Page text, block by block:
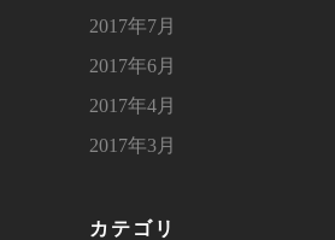
2017年7月
2017年6月
2017年4月
2017年3月
カテゴリ